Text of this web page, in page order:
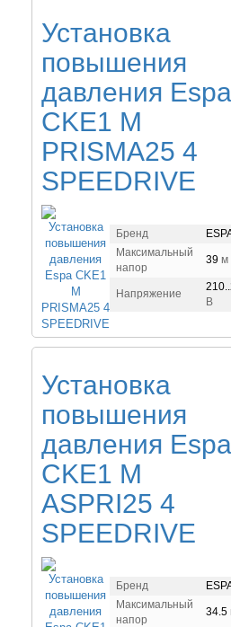
Установка
повышения
давления Espa
CKE1 M
PRISMA25 4
SPEEDRIVE
Бренд
Максимальный
напор
39 м
Напряжение
В
Установка
повышения
давления Espa
CKE1 M
ASPRI25 4
SPEEDRIVE
Бренд
Максимальный
напор
34.5